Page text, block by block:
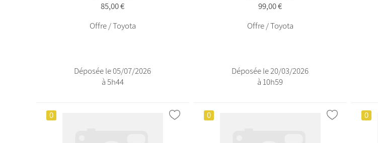
85,00 €
Offre / Toyota
Déposée le 05/07/2026
à 5h44
99,00 €
Offre / Toyota
Déposée le 20/03/2026
à 10h59
0 0 0